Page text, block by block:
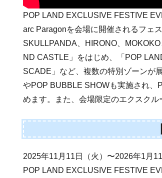
POP LAND EXCLUSIVE FESTIVE
arc Paragonを会場に開催されるフェ
SKULLPANDA、HIRONO、
ND CASTLE」をはじめ、「POP
SCADE」など、複数の特別ゾーンが
やPOP BUBBLE SHOWも実施され、
めます。また、会場限定のエクスクル
2025年11月11日（火）〜2026年1月11
POP LAND EXCLUSIVE FESTIVE